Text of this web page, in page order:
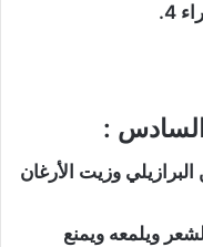
السادس :
وزيت الأرغان
ويلمعه ويمنع